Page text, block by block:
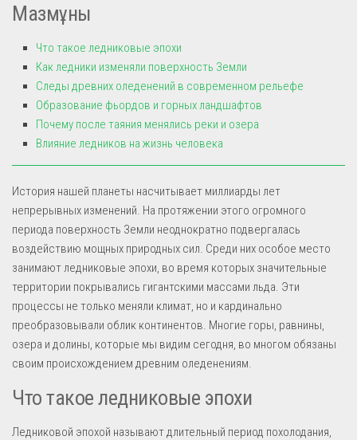
Мазмұны
Что такое ледниковые эпохи
Как ледники изменяли поверхность Земли
Следы древних оледенений в современном рельефе
Образование фьордов и горных ландшафтов
Почему после таяния менялись реки и озера
Влияние ледников на жизнь человека
История нашей планеты насчитывает миллиарды лет
непрерывных изменений. На протяжении этого огромного
периода поверхность Земли неоднократно подвергалась
воздействию мощных природных сил. Среди них особое место
занимают ледниковые эпохи, во время которых значительные
территории покрывались гигантскими массами льда. Эти
процессы не только меняли климат, но и кардинально
преобразовывали облик континентов. Многие горы, равнины,
озера и долины, которые мы видим сегодня, во многом обязаны
своим происхождением древним оледенениям.
Что такое ледниковые эпохи
Ледниковой эпохой называют длительный период похолодания,